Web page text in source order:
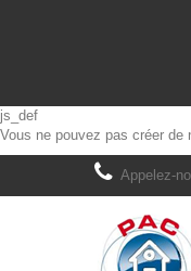
js_def
Vous ne pouvez pas créer de
Appelez-